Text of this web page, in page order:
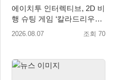
에이치투 인터렉티브, 2D 비
행 슈팅 게임 ‘칼라드리우스
2/다크 엘레멘트’ 올 겨울 전
2026.08.07 조회 70